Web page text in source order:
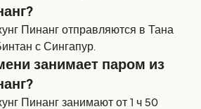
Пинанг отправляются в Тана
с Сингапур.
занимает паром из
Пинанг занимают от 1 ч 50